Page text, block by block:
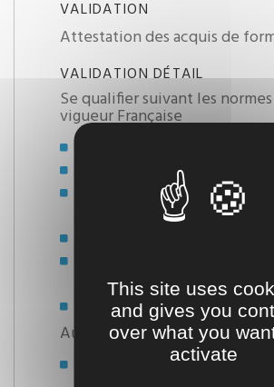
VALIDATION
Attestation des acquis de
VALIDATION DÉTAIL
Se qualifier suivant les
vigueur Française
Nucléaire RCCM 2012-
Structure métallique NF
Chaudronnerie NF ISO
Aéronautique NF ISO
Autres
This site uses
and gives you
over what you
activate